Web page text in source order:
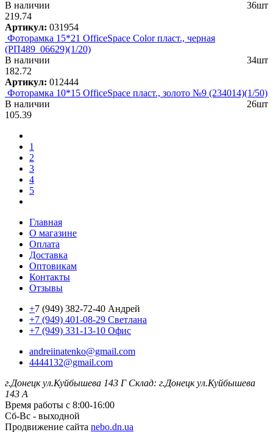
В наличии
36шт
219.74
Артикул: 031954
Фоторамка 15*21 OfficeSpace Color пласт., черная
(РП489_06629)(1/20)
В наличии
34шт
182.72
Артикул: 012444
Фоторамка 10*15 OfficeSpace пласт., золото №9 (234014)(1/50)
В наличии
26шт
105.39
1
2
3
4
5
Главная
О магазине
Оплата
Доставка
Оптовикам
Контакты
Отзывы
+7 (949) 382-72-40 Андрей
+7 (949) 401-08-29 Светлана
+7 (949) 331-13-10 Офис
andreiinatenko@gmail.com
4444132@gmail.com
г.Донецк ул.Куйбышева 143 Г Склад: г.Донецк ул.Куйбышева
143 А
Время работы с 8:00-16:00
Сб-Вс - выходной
Продвижение сайта nebo.dn.ua